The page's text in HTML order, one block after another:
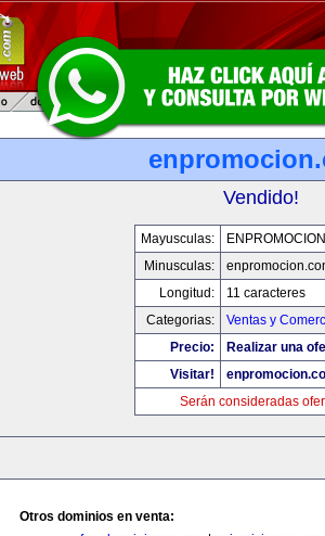
Vendido!
Mayusculas:
Minusculas:
Longitud:
11 caracteres
Categorias:
Ventas y
Precio:
Realizar una
Visitar!
Serán consideradas
Otros dominios en venta: